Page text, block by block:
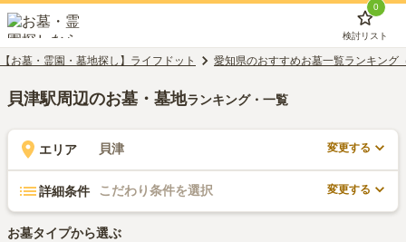
0
検討リスト
【お墓・霊園・墓地探し】ライフドット 愛知県のおすすめお墓一覧ランキング
貝津駅周辺のお墓・墓地ランキング・一覧
エリア 貝津 変更する
詳細条件 こだわり条件を選択 変更する
お墓タイプから選ぶ